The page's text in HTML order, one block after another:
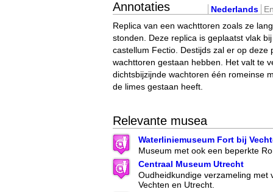
Annotaties Nederlands
Replica van een wachttoren zoals ze
stonden. Deze replica is geplaatst vlak
castellum Fectio. Destijds zal er op deze
wachttoren gestaan hebben. Het valt te
dichtsbijzijnde wachtoren één romeinse
de limes gestaan heeft.
Relevante musea
Waterliniemuseum Fort bij
Museum met ook een beperkte
Centraal Museum Utrecht
Oudheidkundige verzameling met
Vechten en Utrecht.